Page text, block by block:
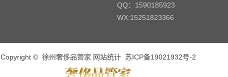
QQ：1590185923
WX:15251823366
Copyright © 徐州奢侈品管家 网站统计 苏ICP备19021932号-2